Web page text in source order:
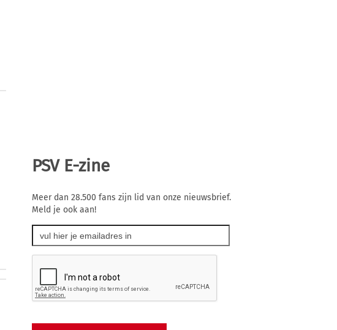
PSV E-zine
Meer dan 28.500 fans zijn lid van onze nieuwsbrief.
Meld je ook aan!